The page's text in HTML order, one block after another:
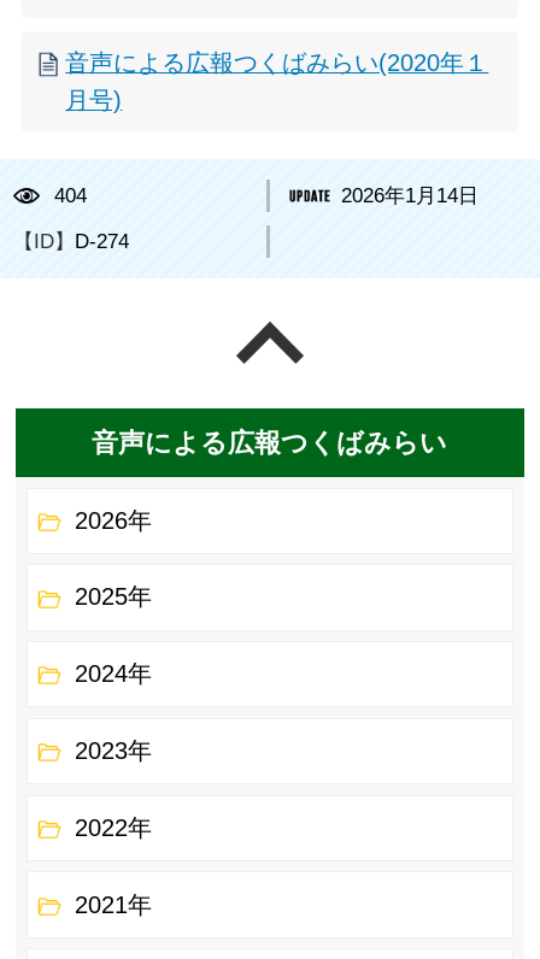
音声による広報つくばみらい(2020年１
月号)
404 2026年1月14日
【ID】 D-274
音声による広報つくばみらい
2026年
2025年
2024年
2023年
2022年
2021年